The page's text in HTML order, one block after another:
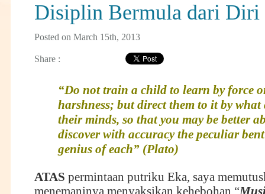
Disiplin Bermula dari Diri
Posted on March 15th, 2013
Share :
“Do not train a child to learn by force
harshness; but direct them to it by what
their minds, so that you may be better
discover with accuracy the peculiar
genius of each” (Plato)
ATAS permintaan putriku Eka, saya
menemaninya menyaksikan kehebohan “